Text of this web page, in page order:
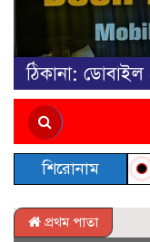
শিরোনাম
প্রথম পাতা